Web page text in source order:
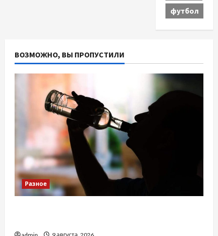
футбол
ВОЗМОЖНО, ВЫ ПРОПУСТИЛИ
Разное